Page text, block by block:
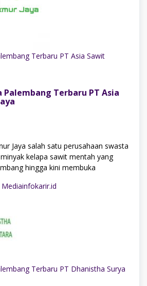
Terbaru PT Asia Sawit
Palembang Terbaru PT Asia
Jaya salah satu perusahaan swasta
kelapa sawit mentah yang
hingga kini membuka
Terbaru PT Dhanistha Surya